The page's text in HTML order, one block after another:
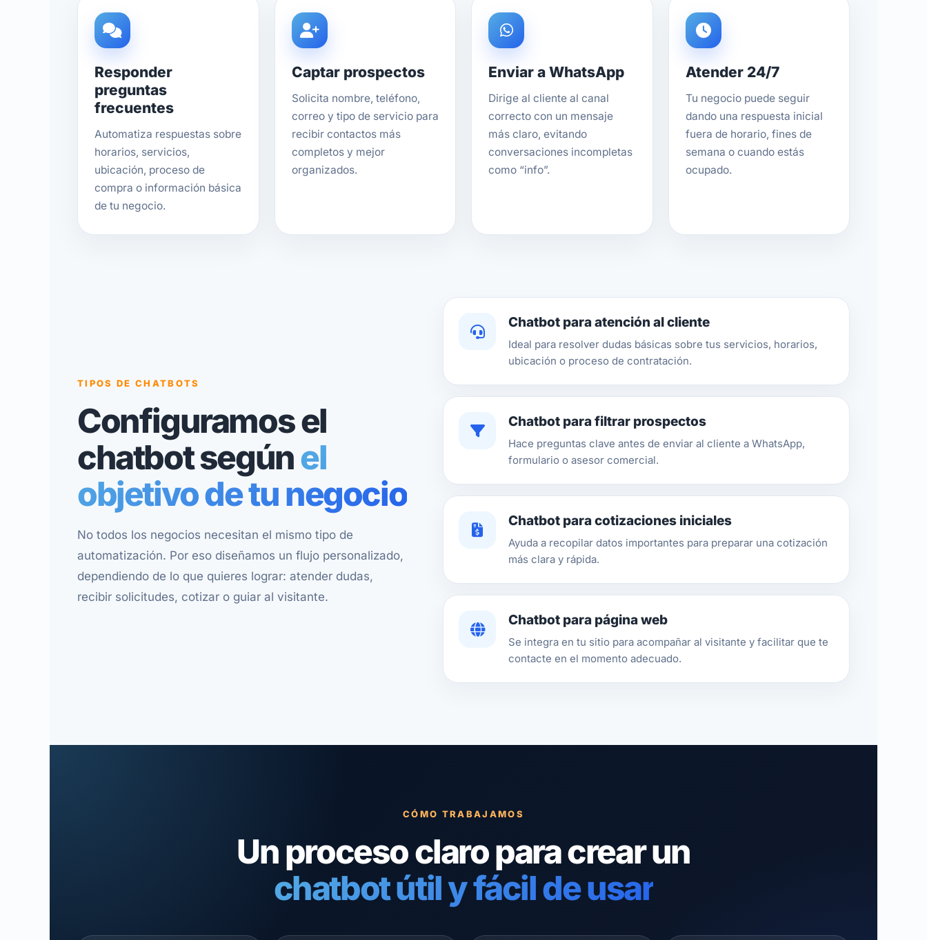
Responder
preguntas
frecuentes
Automatiza respuestas sobre
horarios, servicios,
ubicación, proceso de
compra o información básica
de tu negocio.
Captar prospectos
Solicita nombre, teléfono,
correo y tipo de servicio para
recibir contactos más
completos y mejor
organizados.
Enviar a WhatsApp
Dirige al cliente al canal
correcto con un mensaje
más claro, evitando
conversaciones incompletas
como “info”.
Atender 24/7
Tu negocio puede seguir
dando una respuesta inicial
fuera de horario, fines de
semana o cuando estás
ocupado.
TIPOS DE CHATBOTS
Configuramos el
chatbot segúnel
objetivo de tu negocio
No todos los negocios necesitan el mismo tipo de
automatización. Por eso diseñamos un flujo personalizado,
dependiendo de lo que quieres lograr: atender dudas,
recibir solicitudes, cotizar o guiar al visitante.
Chatbot para atención al cliente
Ideal para resolver dudas básicas sobre tus servicios, horarios,
ubicación o proceso de contratación.
Chatbot para filtrar prospectos
Hace preguntas clave antes de enviar al cliente a WhatsApp,
formulario o asesor comercial.
Chatbot para cotizaciones iniciales
Ayuda a recopilar datos importantes para preparar una cotización
más clara y rápida.
Chatbot para página web
Se integra en tu sitio para acompañar al visitante y facilitar que te
contacte en el momento adecuado.
CÓMO TRABAJAMOS
Un proceso claro para crear un
chatbot útil y fácil de usar